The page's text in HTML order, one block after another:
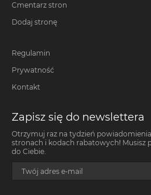
Cmentarz stron
Dodaj stronę
Regulamin
Prywatność
Kontakt
Zapisz się do newslettera
Otrzymuj raz na tydzień
stronach i kodach rabatowych! Musisz
do Ciebie.
Twój adres e-mail